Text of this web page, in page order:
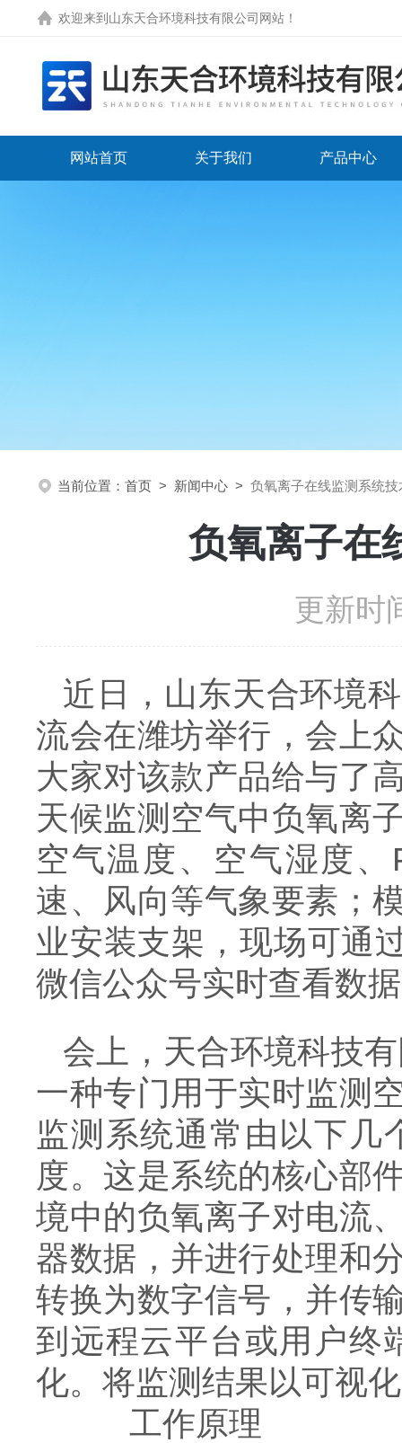
欢迎来到 山东天合环境科技有限公司网站 ！
网站首页 关于我们 产品中心
当前位置： 首页 > 新闻中心 > 负氧离子在线监测系统
负氧离子在
更新时
近日，山东天合环境
流会在潍坊举行，会上
大家对该款产品给与了
天候监测空气中负氧离
空气温度、空气湿度
速、风向等气象要素；
业安装支架，现场可通
微信公众号实时查看数
会上，天合环境科技
一种专门用于实时监测
监测系统通常由以下几
度。这是系统的核心部
境中的负氧离子对电流
器数据，并进行处理和
转换为数字信号，并传
到远程云平台或用户终
化。将监测结果以可视
工作原理